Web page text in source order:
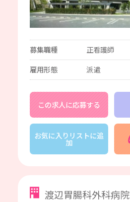
募集職種
正看護師
雇用形態
派遣
この求人に応募する
お気に入りリストに追
加
渡辺胃腸科外科病院